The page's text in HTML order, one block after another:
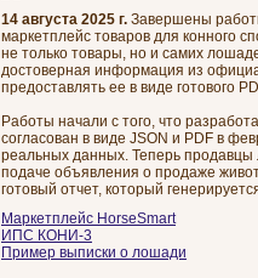
14 августа 2025 г. Завершены
маркетплейс товаров для конного
не только товары, но и самих
достоверная информация из
предоставлять ее в виде готового
Работы начали с того, что
согласован в виде JSON и PDF в
реальных данных. Теперь продавцы
подаче объявления о продаже
готовый отчет, который
Маркетплейс HorseSmart
ИПС КОНИ-3
Пример выписки о лошади